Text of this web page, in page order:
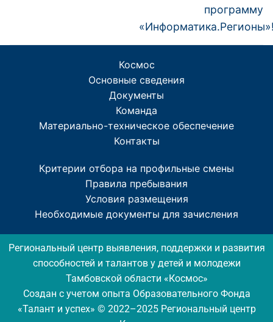
программу
Космос
Основные сведения
Документы
Команда
Материально-техническое обеспечение
Контакты
Критерии отбора на профильные смены
Правила пребывания
Условия размещения
Необходимые документы для зачисления
Региональный центр выявления, поддержки и развития
способностей и талантов у детей и молодежи
Тамбовской области «Космос»
Создан с учетом опыта Образовательного Фонда
«Талант и успех» © 2022–2025 Региональный центр